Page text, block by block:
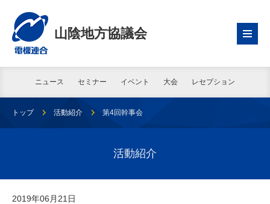
山陰地方協議会
ニュース セミナー イベント 大会 レセプション
トップ 活動紹介 第4回幹事会
活動紹介
2019年06月21日